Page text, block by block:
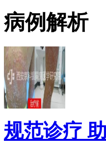
病例解析
规范诊疗